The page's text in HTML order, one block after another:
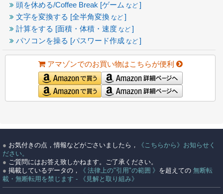
頭を休める/Coffee Break [ゲーム など ]
文字を変換する [全半角変換 など ]
計算をする [面積・体積・速度 など ]
パソコンを操る [パスワード作成 など ]
アマゾンでのお買い物はこちらが便利
● お気付きの点，情報などがごさいましたら，
《こちらから》お知らせく
ださい。
● ご質問にはお答え致しかねます。ご了承ください。
● 掲載しているデータの， 《 法律上の"引用"の範囲 》 を超えての 無断転
載・無断転用を禁じます - 《見解と取り組み》